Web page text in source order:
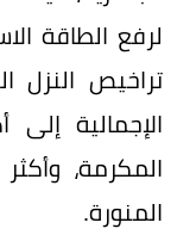
لرفع الطاقة
تراخيص النزل
الإجمالية
المنورة.